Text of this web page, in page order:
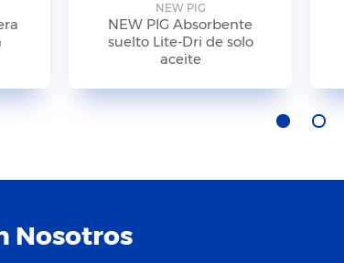
NEW PIG
NEW PIG Absorbente
suelto Lite-Dri de solo
aceite
Nosotros